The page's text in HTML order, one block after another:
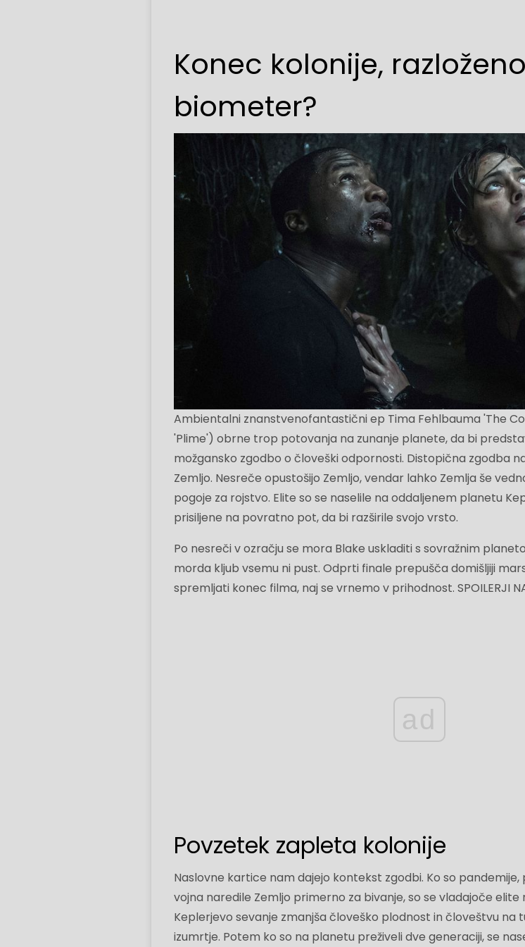
Konec kolonije,
biometer?
Ambientalni znanstvenofantastični ep Tima Fehlbauma 'The
'Plime') obrne trop potovanja na zunanje planete, da bi
možgansko zgodbo o človeški odpornosti. Distopična zgodba
Zemljo. Nesreče opustošijo Zemljo, vendar lahko Zemlja še
pogoje za rojstvo. Elite so se naselile na oddaljenem planetu
prisiljene na povratno pot, da bi razširile svojo vrsto.
Po nesreči v ozračju se mora Blake uskladiti s sovražnim
morda kljub vsemu ni pust. Odprti finale prepušča domišljiji
spremljati konec filma, naj se vrnemo v prihodnost. SPOILERJI
ad
Povzetek zapleta kolonije
Naslovne kartice nam dajejo kontekst zgodbi. Ko so
vojna naredile Zemljo primerno za bivanje, so se vladajoče elite
Keplerjevo sevanje zmanjša človeško plodnost in človeštvu na
izumrtje. Potem ko so na planetu preživeli dve generaciji, se